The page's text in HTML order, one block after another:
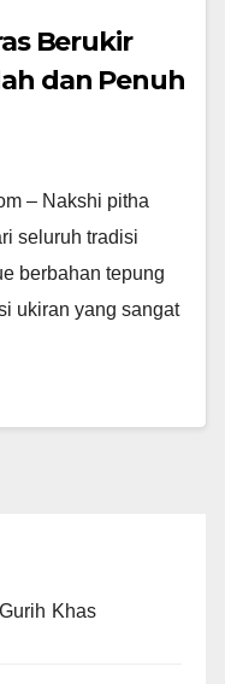
Berukir
dan Penuh
– Nakshi pitha
seluruh tradisi
berbahan tepung
ukiran yang sangat
Khas